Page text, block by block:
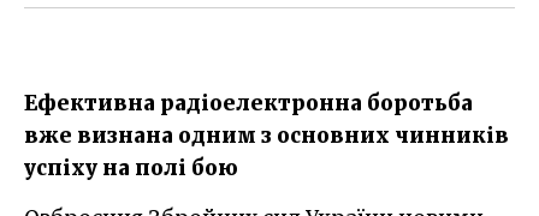
Ефективна радіоелектронна боротьба
вже визнана одним з основних чинників
успіху на полі бою